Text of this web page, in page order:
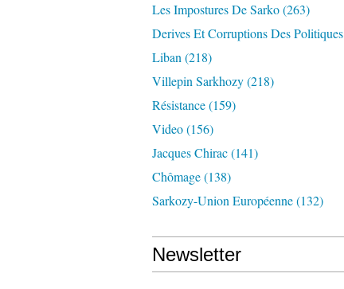
Les Impostures De Sarko(263)
Derives Et Corruptions Des Politiques
Liban (218)
Villepin Sarkhozy(218)
Résistance(159)
Video(156)
Jacques Chirac(141)
Chômage(138)
Sarkozy-Union Européenne(132)
Newsletter